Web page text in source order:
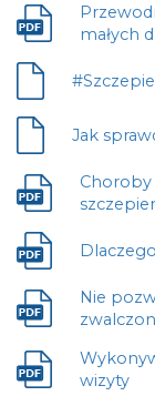
nowej
karcie
się
w
nowej
karcie
małych
Plik
się
w
nowej
karcie
otwiera
się
w
nowej
karcie
Jak
się
w
nowej
karcie
Plik
się
w
nowej
karcie
Plik
się
w
nowej
karcie
Nie
Plik
się
w
wizyty
Plik